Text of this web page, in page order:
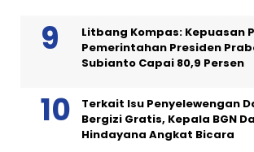
Litbang Kompas: Kepuasan
Pemerintahan Presiden
Subianto Capai 80,9 Persen
Terkait Isu Penyelewengan
Bergizi Gratis, Kepala BGN
Hindayana Angkat Bicara